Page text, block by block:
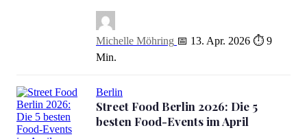
Michelle Möhring 📅 13. Apr. 2026 ⏱ 9
Min.
Berlin
Street Food Berlin 2026: Die 5
besten Food-Events im April